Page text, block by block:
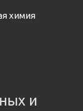
химия
и